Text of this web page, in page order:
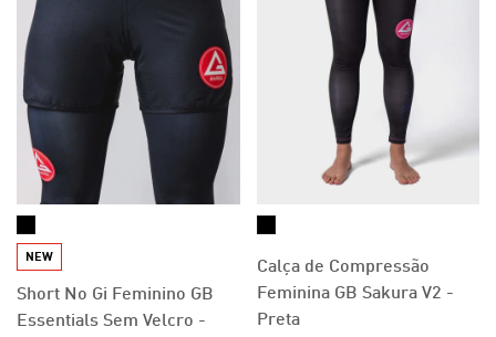
NEW
Short No Gi Feminino GB
Essentials Sem Velcro -
Calça de Compressão
Feminina GB Sakura V2 -
Preta